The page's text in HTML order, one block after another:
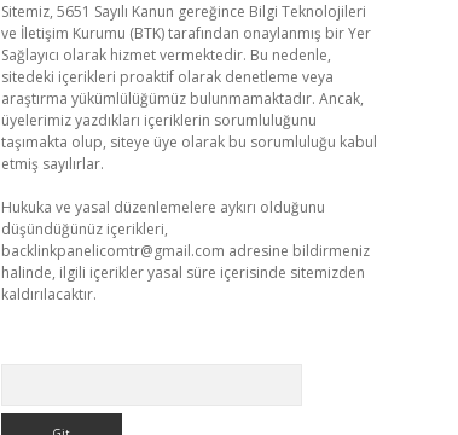
Sitemiz, 5651 Sayılı Kanun gereğince Bilgi Teknolojileri
ve İletişim Kurumu (BTK) tarafından onaylanmış bir Yer
Sağlayıcı olarak hizmet vermektedir. Bu nedenle,
sitedeki içerikleri proaktif olarak denetleme veya
araştırma yükümlülüğümüz bulunmamaktadır. Ancak,
üyelerimiz yazdıkları içeriklerin sorumluluğunu
taşımakta olup, siteye üye olarak bu sorumluluğu kabul
etmiş sayılırlar.
Hukuka ve yasal düzenlemelere aykırı olduğunu
düşündüğünüz içerikleri,
backlinkpanelicomtr@gmail.com adresine bildirmeniz
halinde, ilgili içerikler yasal süre içerisinde sitemizden
kaldırılacaktır.